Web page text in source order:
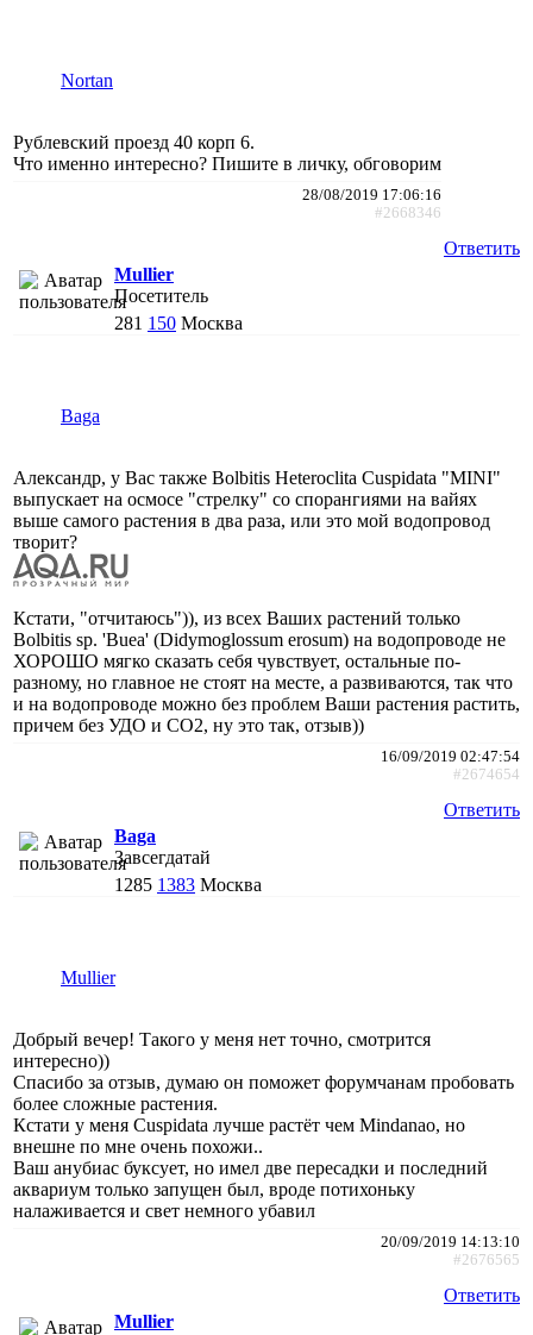
Nortan
Рублевский проезд 40 корп 6.
Что именно интересно? Пишите в личку, обговорим
28/08/2019 17:06:16
#2668346
Ответить
Mullier
Посетитель
281 150 Москва
Baga
Александр, у Вас также Bolbitis Heteroclita Cuspidata "MINI"
выпускает на осмосе "стрелку" со спорангиями на вайях
выше самого растения в два раза, или это мой водопровод
творит?
Кстати, "отчитаюсь")), из всех Ваших растений только
Bolbitis sp. 'Buea' (Didymoglossum erosum) на водопроводе не
ХОРОШО мягко сказать себя чувствует, остальные по-
разному, но главное не стоят на месте, а развиваются, так что
и на водопроводе можно без проблем Ваши растения растить,
причем без УДО и СО2, ну это так, отзыв))
16/09/2019 02:47:54
#2674654
Ответить
Baga
Завсегдатай
1285 1383 Москва
Mullier
Добрый вечер! Такого у меня нет точно, смотрится
интересно))
Спасибо за отзыв, думаю он поможет форумчанам пробовать
более сложные растения.
Кстати у меня Cuspidata лучше растёт чем Mindanao, но
внешне по мне очень похожи..
Ваш анубиас буксует, но имел две пересадки и последний
аквариум только запущен был, вроде потихоньку
налаживается и свет немного убавил
20/09/2019 14:13:10
#2676565
Ответить
Mullier